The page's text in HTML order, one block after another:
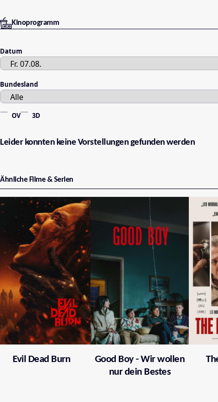
Kinoprogramm
Datum
Bundesland
OV 3D
Leider konnten keine Vorstellungen gefunden werden
Ähnliche Filme & Serien
Evil Dead Burn
Good Boy - Wir wollen
nur dein Bestes